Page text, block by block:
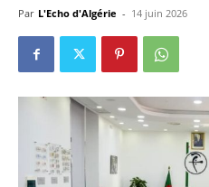
Par L'Echo d'Algérie - 14 juin 2026